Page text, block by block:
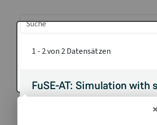
1 - 2 von 2 Datensätzen
FuSE-AT: Simulation with
Simulation with snow-cover model
timestep resulting from snowmelt
×